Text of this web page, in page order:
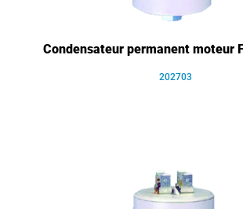
Condensateur permanent moteur
202703